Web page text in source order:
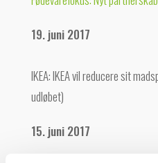
19. juni 2017
IKEA: IKEA vil reducere sit
udløbet)
15. juni 2017